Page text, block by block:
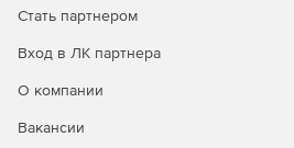
Стать партнером
Вход в ЛК партнера
О компании
Вакансии